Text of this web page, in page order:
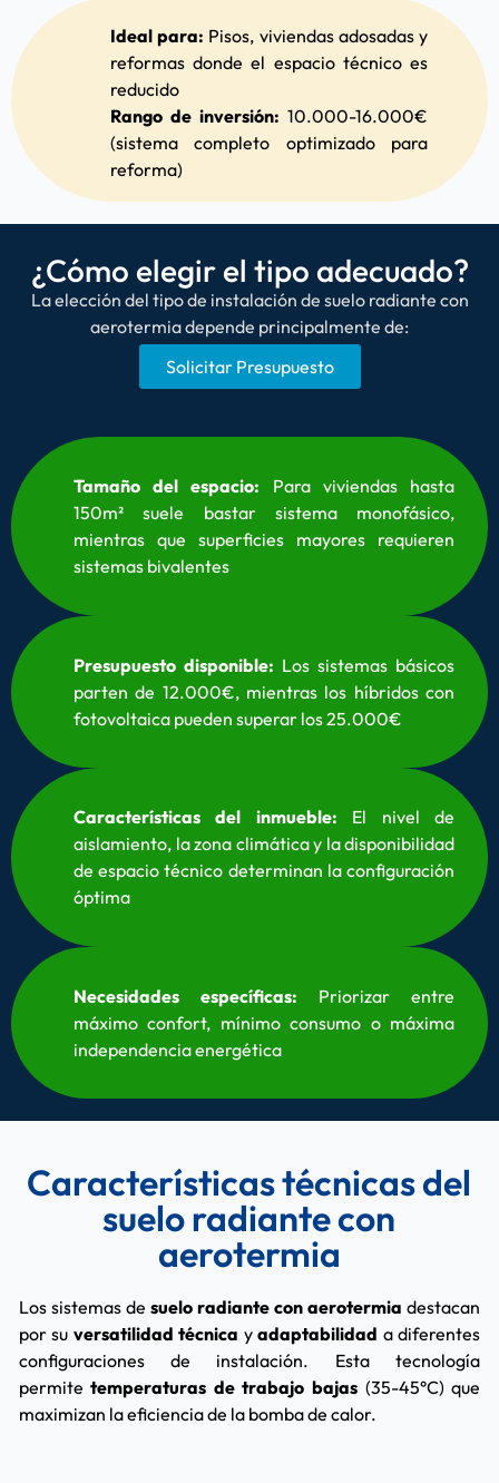
Ideal para: Pisos, viviendas adosadas y
reformas donde el espacio técnico es
reducido
Rango de inversión: 10.000-16.000€
(sistema completo optimizado para
reforma)
¿Cómo elegir el tipo adecuado?
La elección del tipo de instalación de suelo radiante con
aerotermia depende principalmente de:
Solicitar Presupuesto
Tamaño del espacio: Para viviendas hasta
150m² suele bastar sistema monofásico,
mientras que superficies mayores requieren
sistemas bivalentes
Presupuesto disponible: Los sistemas básicos
parten de 12.000€, mientras los híbridos con
fotovoltaica pueden superar los 25.000€
Características del inmueble: El nivel de
aislamiento, la zona climática y la disponibilidad
de espacio técnico determinan la configuración
óptima
Necesidades específicas: Priorizar entre
máximo confort, mínimo consumo o máxima
independencia energética
Características técnicas del
suelo radiante con
aerotermia
Los sistemas de suelo radiante con aerotermia destacan
por su versatilidad técnica yadaptabilidad a diferentes
configuraciones de instalación. Esta tecnología
permitetemperaturas de trabajo bajas (35-45°C) que
maximizan la eficiencia de la bomba de calor.